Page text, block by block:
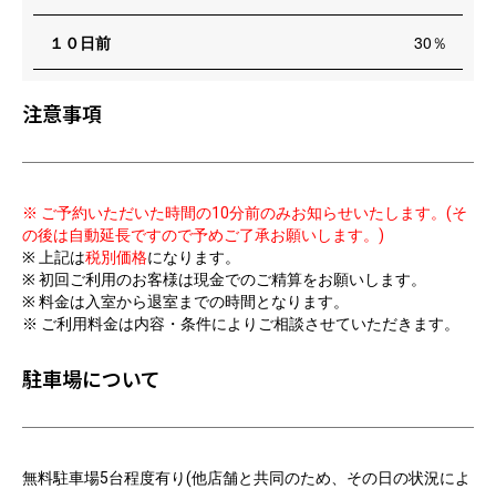
１０日前 30％
注意事項
※ ご予約いただいた時間の10分前のみお知らせいたします。(そ
の後は自動延長ですので予めご了承お願いします。)
※ 上記は税別価格になります。
※ 初回ご利用のお客様は現金でのご精算をお願いします。
※ 料金は入室から退室までの時間となります。
※ ご利用料金は内容・条件によりご相談させていただきます。
駐車場について
無料駐車場5台程度有り(他店舗と共同のため、その日の状況によ